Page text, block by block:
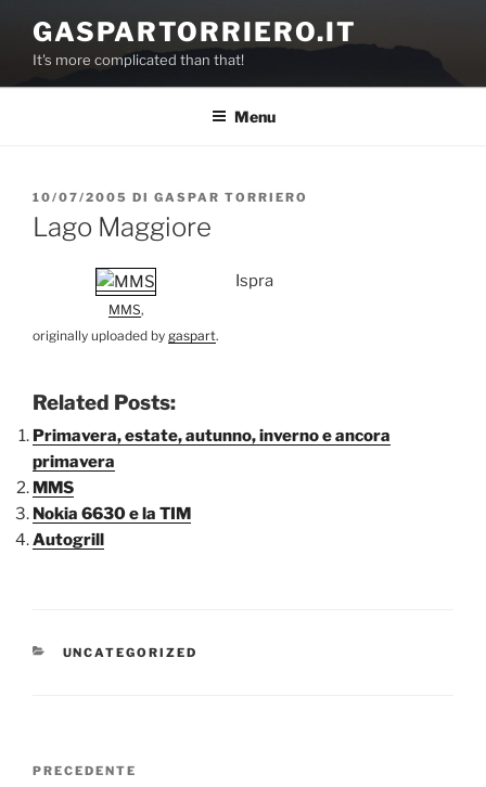
contenuto
GASPARTORRIERO.IT
It's more complicated than that!
Menu
PUBBLICATO
IL
10/07/2005 DI GASPAR TORRIERO
Lago Maggiore
MMS,
originally uploaded by gaspart.
Ispra
Related Posts:
Primavera, estate, autunno, inverno e ancora
primavera
MMS
Nokia 6630 e la TIM
Autogrill
CATEGORIE
UNCATEGORIZED
Navigazione
Articolo
PRECEDENTE